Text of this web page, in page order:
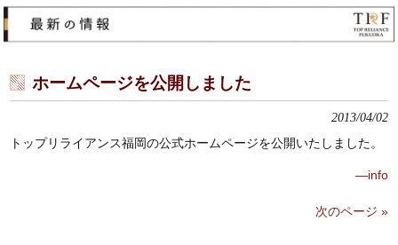
ホームページを公開しました
2013/04/02
トップリライアンス福岡の公式ホームページを公開いたしました。
—info
次のページ »